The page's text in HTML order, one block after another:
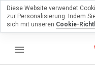
menu
eine
Diese Website verwendet
zur Personalisierung. Indem
sich mit unseren Cookie-